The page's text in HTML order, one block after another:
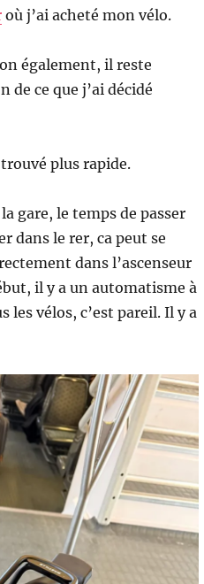
où j’ai acheté mon vélo.
également, il reste
ce que j’ai décidé
trouvé plus rapide.
gare, le temps de passer
dans le rer, ca peut se
dans l’ascenseur
il y a un automatisme à
les vélos, c’est pareil. Il y a